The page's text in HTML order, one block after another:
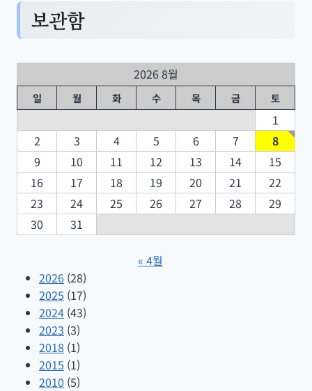
보관함
2026 8월
일 월 화 수 목 금 토
1
2
3 4 5 6 7
8
9
10 11 12 13 14
15
16
17 18 19 20 21
22
23
24 25 26 27 28
29
30
31
« 4월
2026 (28)
2025 (17)
2024 (43)
2023 (3)
2018 (1)
2015 (1)
2010 (5)